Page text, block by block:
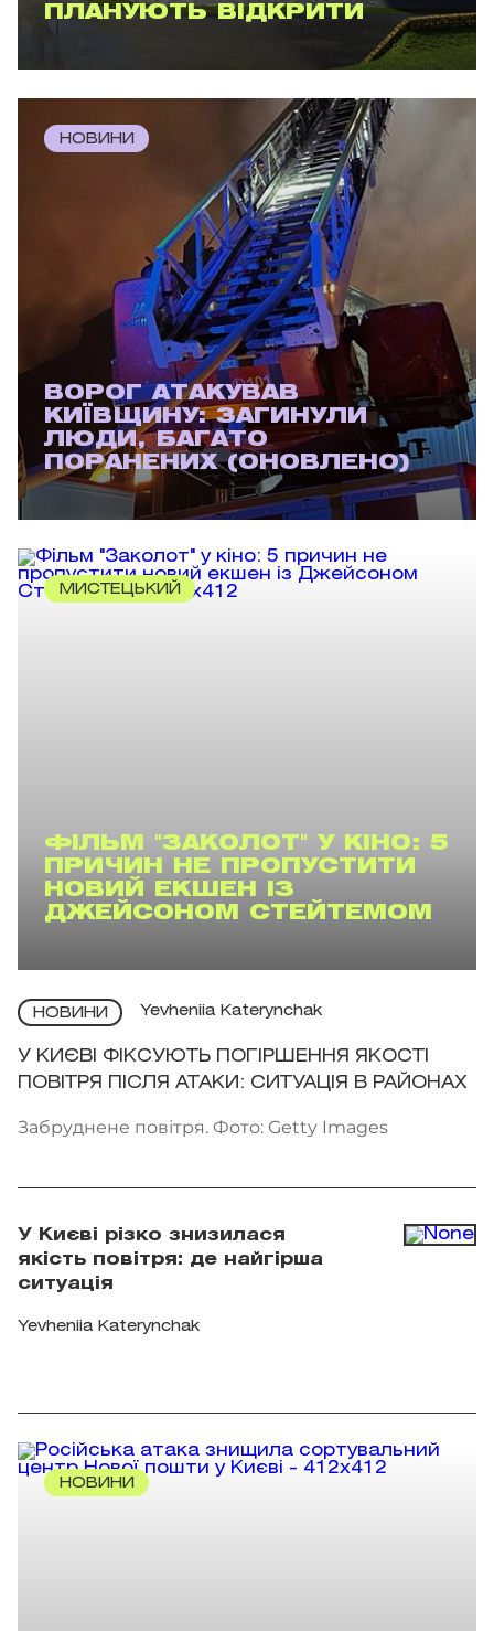
ПЛАНУЮТЬ ВІДКРИТИ
НОВИНИ
ВОРОГ АТАКУВАВ
КИЇВЩИНУ: ЗАГИНУЛИ
ЛЮДИ, БАГАТО
ПОРАНЕНИХ (ОНОВЛЕНО)
МИСТЕЦЬКИЙ
ФІЛЬМ "ЗАКОЛОТ" У КІНО: 5
ПРИЧИН НЕ ПРОПУСТИТИ
НОВИЙ ЕКШЕН ІЗ
ДЖЕЙСОНОМ СТЕЙТЕМОМ
НОВИНИ Yevheniia Katerynchak
У КИЄВІ ФІКСУЮТЬ ПОГІРШЕННЯ ЯКОСТІ
ПОВІТРЯ ПІСЛЯ АТАКИ: СИТУАЦІЯ В РАЙОНАХ
Забруднене повітря. Фото: Getty Images
У Києві різко знизилася
якість повітря: де найгірша
ситуація
Yevheniia Katerynchak
НОВИНИ